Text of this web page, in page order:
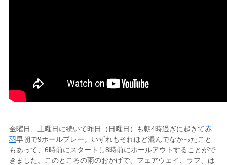
金曜日、土曜日に続いて昨日（日曜日）も朝4時過ぎに起きて赤
羽早朝で9ホールプレー。いずれもそれほど混んでなかったこと
もあって、6時前にスタートし8時前にホールアウトすることがで
きました。このところの雨のおかげで、フェアウェイ、ラフ、は